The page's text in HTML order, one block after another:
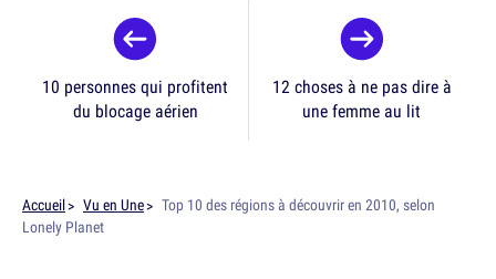
10 personnes qui profitent
du blocage aérien
12 choses à ne pas dire à
une femme au lit
Accueil Vu en Une
Top 10 des régions à découvrir en 2010, selon
Lonely Planet